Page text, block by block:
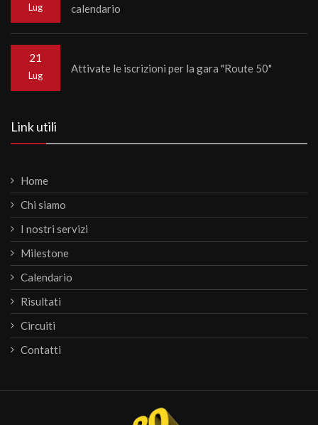
Lug
calendario
21
Lug
Attivate le iscrizioni per la gara "Route 50"
Link utili
Home
Chi siamo
I nostri servizi
Milestone
Calendario
Risultati
Circuiti
Contatti